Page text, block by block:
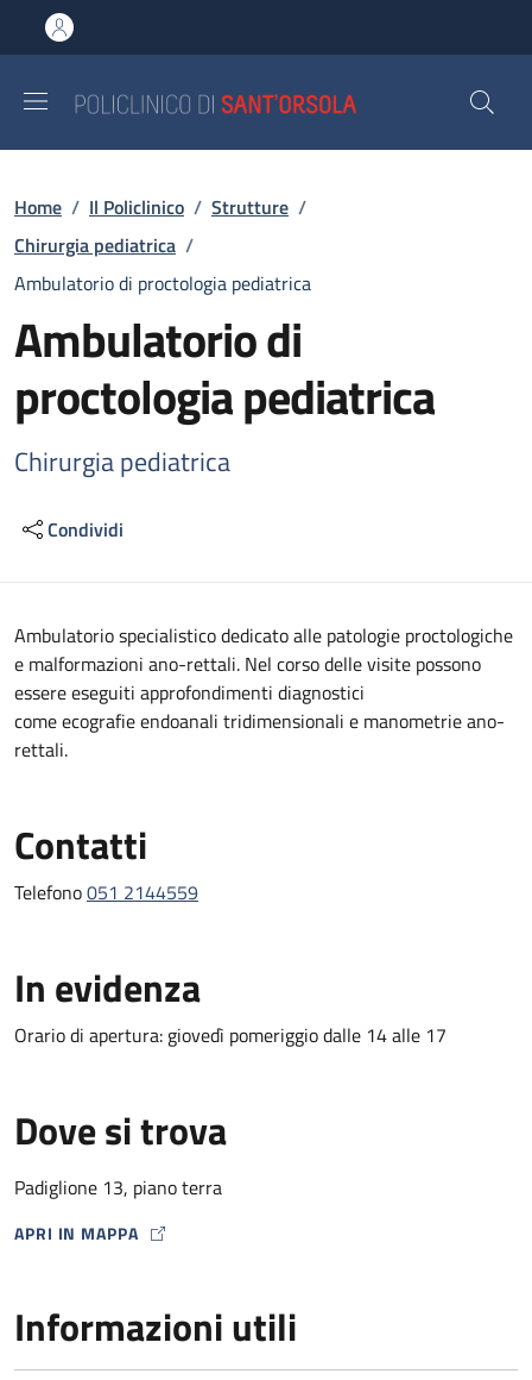
al contenuto principale
to footer content
Briciole di pane
Home / Il Policlinico / Strutture /
Chirurgia pediatrica /
Ambulatorio di proctologia pediatrica
Ambulatorio di
proctologia pediatrica
Chirurgia pediatrica
Condividi
Descrizione
Ambulatorio specialistico dedicato alle patologie proctologiche
e malformazioni ano-rettali. Nel corso delle visite possono
essere eseguiti approfondimenti diagnostici
come ecografie endoanali tridimensionali e manometrie ano-
rettali.
Contatti
Telefono051 2144559
In evidenza
Orario di apertura: giovedì pomeriggio dalle 14 alle 17
Dove si trova
Padiglione 13, piano terra
APRI IN MAPPA
MAP ICON
Informazioni utili